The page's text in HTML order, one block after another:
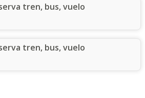
tren, bus, vuelo
tren, bus, vuelo